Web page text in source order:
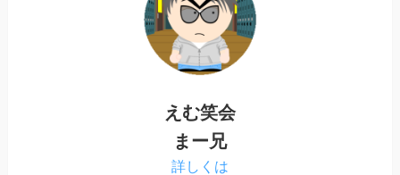
えむ笑会
まー兄
詳しくは